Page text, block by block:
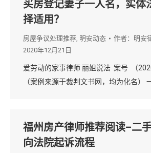
买房登记妻子一人名，实体
择适用？
房屋争议处理推荐, 明安动态 作者： 明安
2020年12月21日
爱劳动的家事律师 丽姐说法 案号 （
（案例来源于裁判文书网，均为化名）
福州房产律师推荐阅读–二
向法院起诉流程